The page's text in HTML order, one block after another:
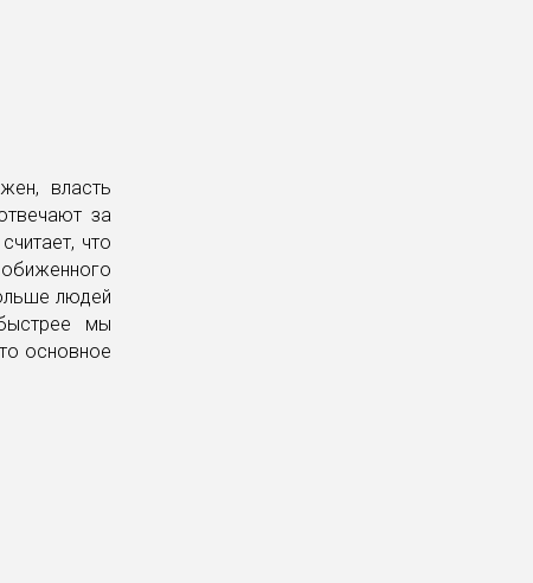
власть
за
что
людей
мы
основное